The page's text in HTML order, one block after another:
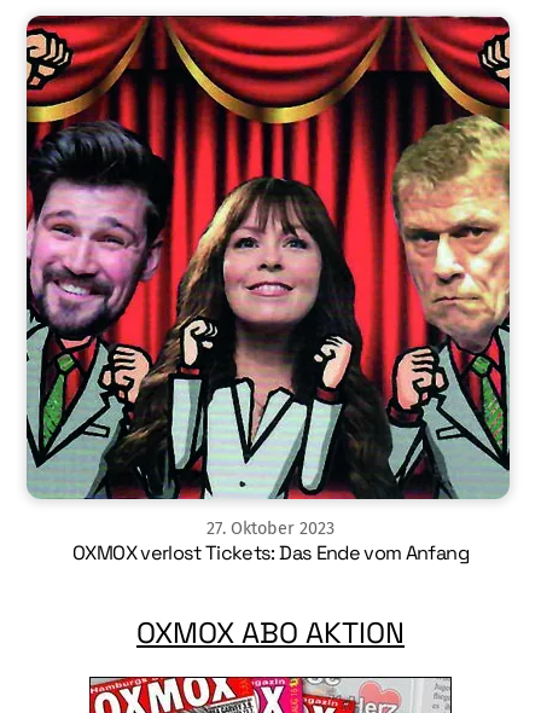
27. Oktober 2023
OXMOX verlost Tickets: Das Ende vom Anfang
OXMOX ABO AKTION